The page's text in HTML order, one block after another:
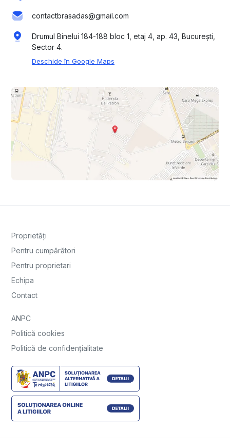
contactbrasadas@gmail.com
Drumul Binelui 184-188 bloc 1, etaj 4, ap. 43, București,
Sector 4.
Deschide în Google Maps
Proprietăți
Pentru cumpărători
Pentru proprietari
Echipa
Contact
ANPC
Politică cookies
Politică de confidențialitate